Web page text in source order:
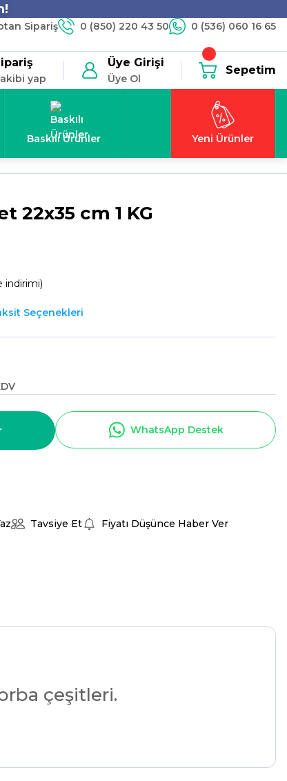
Sipariş 0 (850) 220 43 50 0 (536) 060 16 65
yap
Üye Girişi
Üye Ol
Sepetim
Baskılı Ürünler Yeni Ürünler
22x35 cm 1 KG
indirimi)
Seçenekleri
WhatsApp Destek
Tavsiye Et Fiyatı Düşünce Haber Ver
çeşitleri.